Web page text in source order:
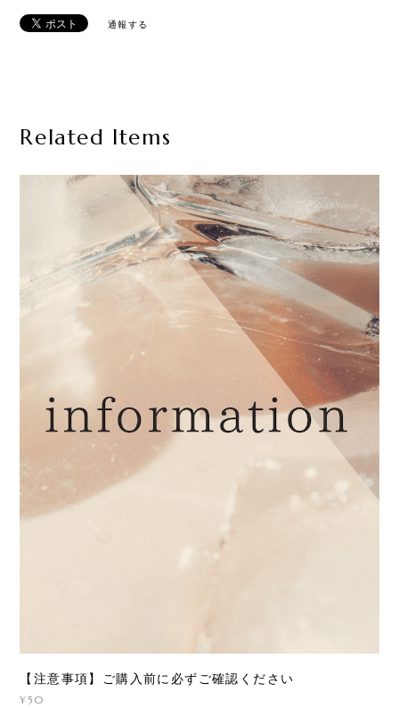
通報する
Related Items
【注意事項】ご購入前に必ずご確認ください
¥50